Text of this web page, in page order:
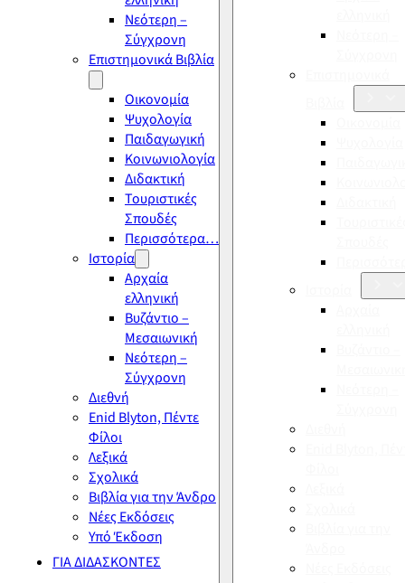
Νεότερη –
Σύγχρονη
Επιστημονικά Βιβλία
Οικονομία
Ψυχολογία
Παιδαγωγική
Κοινωνιολογία
Διδακτική
Τουριστικές
Σπουδές
Περισσότερα…
Ιστορία
Αρχαία
ελληνική
Βυζάντιο –
Μεσαιωνική
Νεότερη –
Σύγχρονη
Διεθνή
Enid Blyton, Πέντε
Φίλοι
Λεξικά
Σχολικά
Βιβλία για την Άνδρο
Νέες Εκδόσεις
Υπό Έκδοση
ΓΙΑ ΔΙΔΑΣΚΟΝΤΕΣ